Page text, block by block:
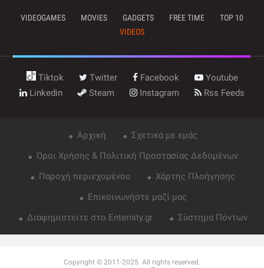
VIDEOGAMES MOVIES GADGETS FREE TIME
TOP 10
VIDEOS
Tiktok Twitter Facebook
Youtube
Linkedin
Steam Instagram Rss Feeds
Αρχική
Σχετικά με εμάς
Όροι Χρήσης & Πολιτική Προστασίας Δεδομένων
Παροχή περιεχομένου
Χάρτης Πλοήγησης
Επικοινωνήστε μαζί μας
Διαφημιστείτε στο Enternity.gr
Σύστημα Πόντων
Copyright © 2011-2025. All rights reserved.